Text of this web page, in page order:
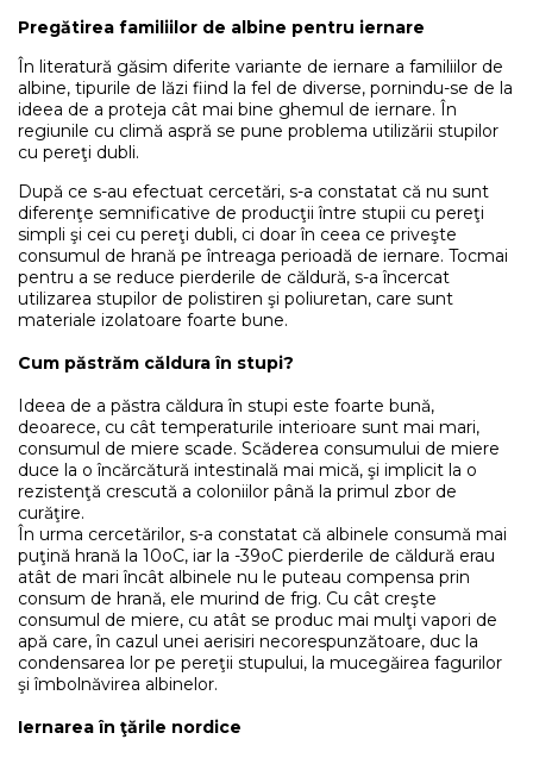
Pregătirea familiilor de albine pentru iernare
În literatură găsim diferite variante de iernare a familiilor de
albine, tipurile de lăzi fiind la fel de diverse, pornindu-se de la
ideea de a proteja cât mai bine ghemul de iernare. În
regiunile cu climă aspră se pune problema utilizării stupilor
cu pereţi dubli.
După ce s-au efectuat cercetări, s-a constatat că nu sunt
diferenţe semnificative de producţii între stupii cu pereţi
simpli şi cei cu pereţi dubli, ci doar în ceea ce priveşte
consumul de hrană pe întreaga perioadă de iernare. Tocmai
pentru a se reduce pierderile de căldură, s-a încercat
utilizarea stupilor de polistiren şi poliuretan, care sunt
materiale izolatoare foarte bune.
Cum păstrăm căldura în stupi?
Ideea de a păstra căldura în stupi este foarte bună,
deoarece, cu cât temperaturile interioare sunt mai mari,
consumul de miere scade. Scăderea consumului de miere
duce la o încărcătură intestinală mai mică, şi implicit la o
rezistenţă crescută a coloniilor până la primul zbor de
curăţire.
În urma cercetărilor, s-a constatat că albinele consumă mai
puţină hrană la 10oC, iar la -39oC pierderile de căldură erau
atât de mari încât albinele nu le puteau compensa prin
consum de hrană, ele murind de frig. Cu cât creşte
consumul de miere, cu atât se produc mai mulţi vapori de
apă care, în cazul unei aerisiri necorespunzătoare, duc la
condensarea lor pe pereţii stupului, la mucegăirea fagurilor
şi îmbolnăvirea albinelor.
Iernarea în ţările nordice